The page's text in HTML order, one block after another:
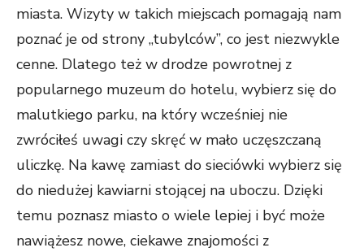
miasta. Wizyty w takich miejscach pomagają nam
poznać je od strony „tubylców”, co jest niezwykle
cenne. Dlatego też w drodze powrotnej z
popularnego muzeum do hotelu, wybierz się do
malutkiego parku, na który wcześniej nie
zwróciłeś uwagi czy skręć w mało uczęszczaną
uliczkę. Na kawę zamiast do sieciówki wybierz się
do niedużej kawiarni stojącej na uboczu. Dzięki
temu poznasz miasto o wiele lepiej i być może
nawiążesz nowe, ciekawe znajomości z